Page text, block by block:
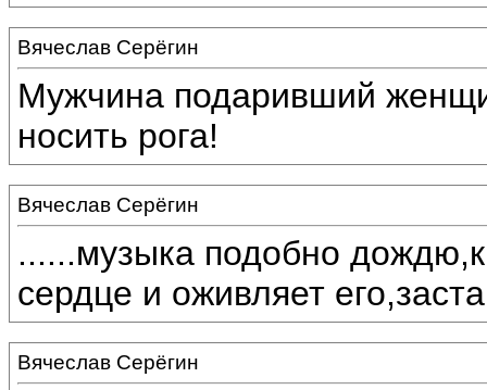
Вячеслав Серёгин
Мужчина подаривший
носить рога!
Вячеслав Серёгин
......музыка подобно
сердце и оживляет
Вячеслав Серёгин